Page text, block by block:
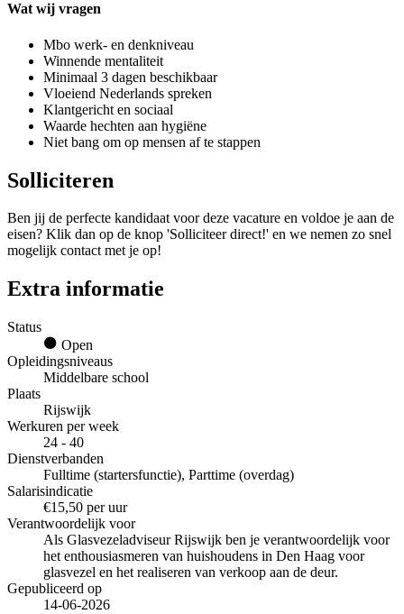
Wat wij vragen
Mbo werk- en denkniveau
Winnende mentaliteit
Minimaal 3 dagen beschikbaar
Vloeiend Nederlands spreken
Klantgericht en sociaal
Waarde hechten aan hygiëne
Niet bang om op mensen af te stappen
Solliciteren
Ben jij de perfecte kandidaat voor deze vacature en voldoe je aan de
eisen? Klik dan op de knop 'Solliciteer direct!' en we nemen zo snel
mogelijk contact met je op!
Extra informatie
Status
Open
Opleidingsniveaus
Middelbare school
Plaats
Rijswijk
Werkuren per week
24 - 40
Dienstverbanden
Fulltime (startersfunctie), Parttime (overdag)
Salarisindicatie
€15,50 per uur
Verantwoordelijk voor
Als Glasvezeladviseur Rijswijk ben je verantwoordelijk voor
het enthousiasmeren van huishoudens in Den Haag voor
glasvezel en het realiseren van verkoop aan de deur.
Gepubliceerd op
14-06-2026